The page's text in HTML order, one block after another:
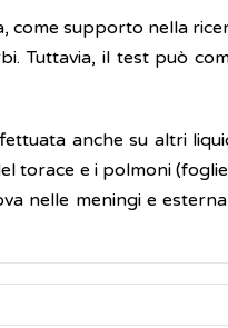
come supporto nella
Tuttavia, il test può
anche su altri
torace e i polmoni
nelle meningi e